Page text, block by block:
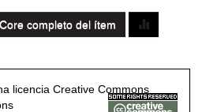
completo del ítem
licencia Creative Commons